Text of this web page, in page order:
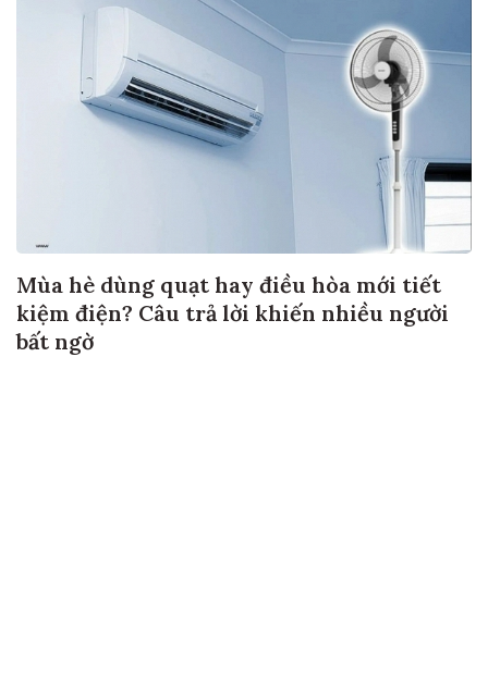
Mùa hè dùng quạt hay điều hòa mới tiết
kiệm điện? Câu trả lời khiến nhiều người
bất ngờ